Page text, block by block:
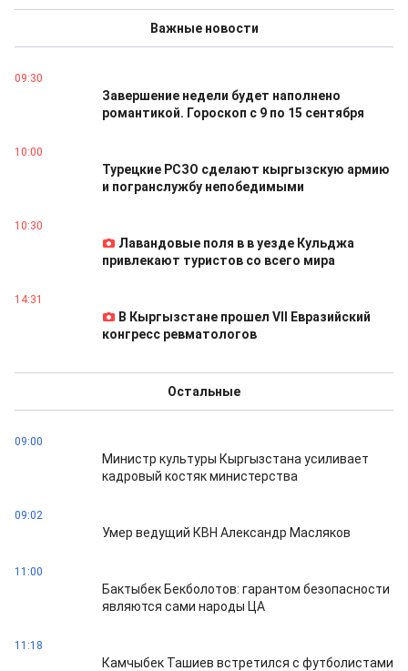
Важные новости
09:30
Завершение недели будет наполнено
романтикой. Гороскоп с 9 по 15 сентября
10:00
Турецкие РСЗО сделают кыргызскую армию
и погранслужбу непобедимыми
10:30
Лавандовые поля в в уезде Кульджа
привлекают туристов со всего мира
14:31
В Кыргызстане прошел VII Евразийский
конгресс ревматологов
Остальные
09:00
Министр культуры Кыргызстана усиливает
кадровый костяк министерства
09:02
Умер ведущий КВН Александр Масляков
11:00
Бактыбек Бекболотов: гарантом безопасности
являются сами народы ЦА
11:18
Камчыбек Ташиев встретился с футболистами